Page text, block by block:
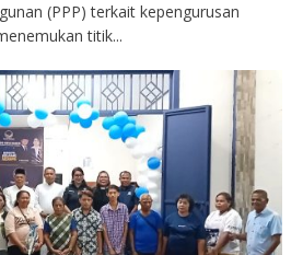
(PPP) terkait kepengurusan
titik...